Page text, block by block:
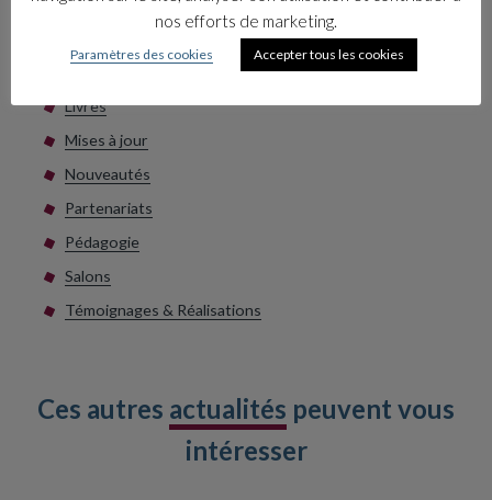
Livres
Mises à jour
Nouveautés
Partenariats
Pédagogie
Salons
Témoignages & Réalisations
Ces autres actualités peuvent vous
intéresser
nos efforts de marketing.
Paramètres des cookies Accepter tous les cookies